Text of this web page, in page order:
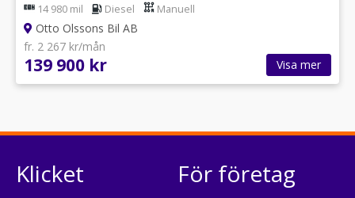
14 980 mil Diesel Manuell
Otto Olssons Bil AB
fr. 2 267 kr/mån
139 900 kr Visa mer
Klicket För företag